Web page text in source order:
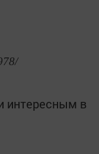
интересным в